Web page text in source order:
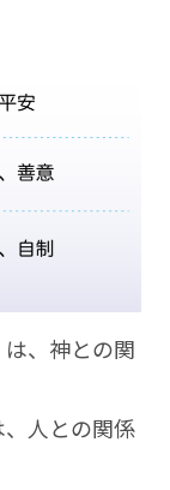
、神との関
人との関係